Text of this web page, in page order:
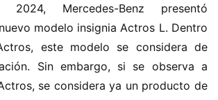
Mercedes-Benz presentó
modelo insignia Actros L. Dentro
este modelo se considera de
Sin embargo, si se observa a
se considera ya un producto de